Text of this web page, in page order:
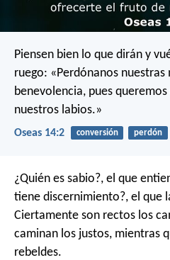
Piensen bien lo que dirán y
ruego: «Perdónanos nuestras
benevolencia, pues
nuestros labios.»
Oseas 14:2 conversión perdón
¿Quién es sabio?, el que
tiene discernimiento?, el que
Ciertamente son rectos los
caminan los justos, mientras
rebeldes.